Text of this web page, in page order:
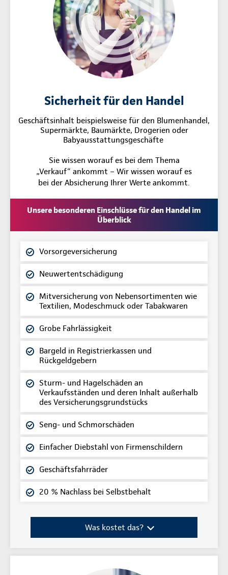
Sicherheit für den Handel
Geschäftsinhalt beispielsweise für den Blumenhandel,
Supermärkte, Baumärkte, Drogerien oder
Babyausstattungsgeschäfte
Sie wissen worauf es bei dem Thema
„Verkauf“ ankommt – Wir wissen worauf es
bei der Absicherung Ihrer Werte ankommt.
Unsere besonderen Einschlüsse für den Handel im
Überblick
Vorsorgeversicherung
Neuwertentschädigung
Mitversicherung von Nebensortimenten wie
Textilien, Modeschmuck oder Tabakwaren
Grobe Fahrlässigkeit
Bargeld in Registrierkassen und
Rückgeldgebern
Sturm- und Hagelschäden an
Verkaufsständen und deren Inhalt außerhalb
des Versicherungsgrundstücks
Seng- und Schmorschäden
Einfacher Diebstahl von Firmenschildern
Geschäftsfahrräder
20 % Nachlass bei Selbstbehalt
Was kostet das?